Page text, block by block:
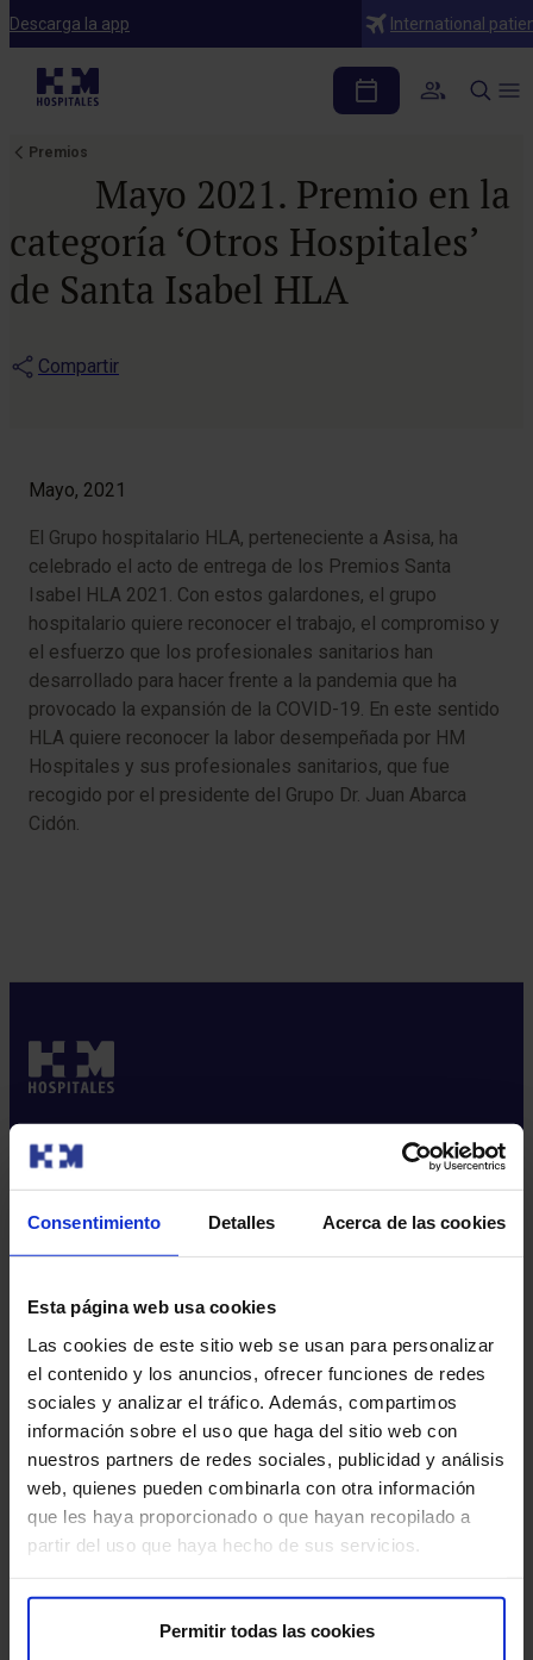
Consentimiento Detalles Acerca de las cookies
Esta página web usa cookies
Las cookies de este sitio web se usan para personalizar
el contenido y los anuncios, ofrecer funciones de redes
sociales y analizar el tráfico. Además, compartimos
información sobre el uso que haga del sitio web con
nuestros partners de redes sociales, publicidad y análisis
web, quienes pueden combinarla con otra información
que les haya proporcionado o que hayan recopilado a
partir del uso que haya hecho de sus servicios.
Permitir todas las cookies
Descarga la app International
Premios
Mayo 2021. Premio en la
categoría ‘Otros Hospitales’
de Santa Isabel HLA
Compartir
Mayo, 2021
El Grupo hospitalario HLA, perteneciente a Asisa, ha
celebrado el acto de entrega de los Premios Santa
Isabel HLA 2021. Con estos galardones, el grupo
hospitalario quiere reconocer el trabajo, el compromiso y
el esfuerzo que los profesionales sanitarios han
desarrollado para hacer frente a la pandemia que ha
provocado la expansión de la COVID-19. En este sentido
HLA quiere reconocer la labor desempeñada por HM
Hospitales y sus profesionales sanitarios, que fue
recogido por el presidente del Grupo Dr. Juan Abarca
Cidón.
Sobre nosotros
Quiénes somos​
Rincón del accionista​
Canal interno de información​
Más HM Hospitales
Fundación HM Hospitales​
Centro Universitario CUHMED​
Instituto HM Hospitales​
HM CIOCC​